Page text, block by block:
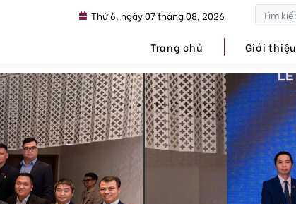
Thứ 6, ngày 07 tháng 08, 2026
Trang chủ Giới thiệu